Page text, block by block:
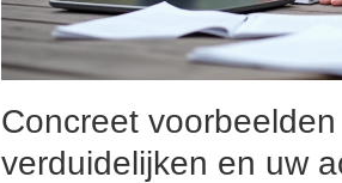
Concreet
verduidelijken en uw